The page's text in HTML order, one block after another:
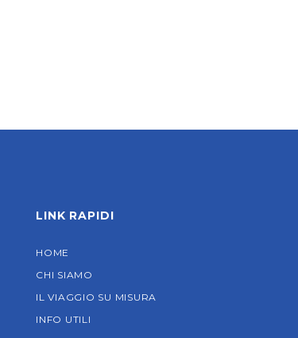
LINK RAPIDI
HOME
CHI SIAMO
IL VIAGGIO SU MISURA
INFO UTILI